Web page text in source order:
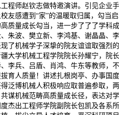
程师赵钦志做特邀演讲。引见企业
友感遭到“家”的温暖取归属，勾当
质量成长勾当，进一步了了了学科
朱波、樊立新、李鸿基、谢晶晶、
了机械学子深挚的院友谊谊取强烈
大学机械工程学院院长孙耀宁，院
李兵、吕盾、肖鸿、牛东等教师，
育人质量！讲述扎根岗亭、办事国
泛博机械人积极响应取普遍参取，
谋机械范畴高质量成长径，表达对
杰出工程师学院副院长包凯及各系